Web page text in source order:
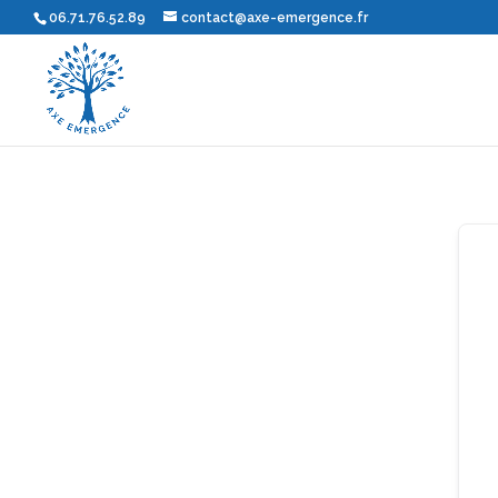
06.71.76.52.89 contact@axe-emergence.fr